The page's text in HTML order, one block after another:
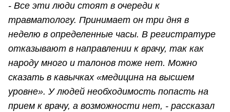
- Все эти люди стоят в очереди к
травматологу. Принимает он три дня в
неделю в определенные часы. В регистратуре
отказывают в направлении к врачу, так как
народу много и талонов тоже нет. Можно
сказать в кавычках «медицина на высшем
уровне». У людей необходимость попасть на
прием к врачу, а возможности нет, - рассказал